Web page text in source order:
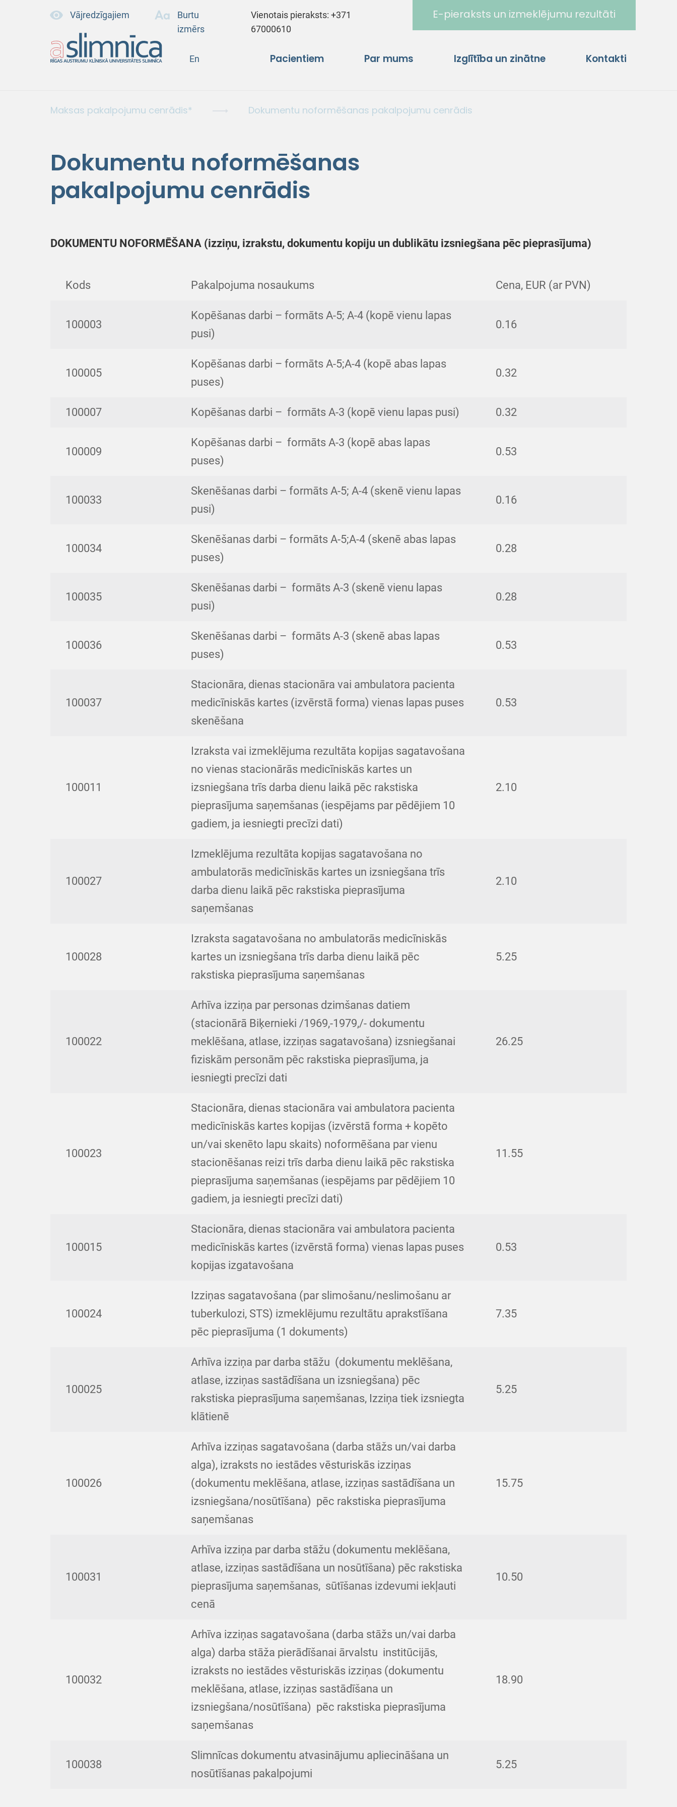
Vājredzīgajiem
Burtu
izmērs
Vienotais pieraksts:+371
67000610
E-pieraksts un izmeklējumu rezultāti
En Pacientiem Par mums Izglītība un zinātne Kontakti
Maksas pakalpojumu cenrādis* Dokumentu noformēšanas pakalpojumu cenrādis
Dokumentu noformēšanas
pakalpojumu cenrādis
DOKUMENTU NOFORMĒŠANA (izziņu, izrakstu, dokumentu kopiju un dublikātu izsniegšana pēc pieprasījuma)
Kods Pakalpojuma nosaukums Cena, EUR (ar PVN)
100003
Kopēšanas darbi – formāts A-5; A-4 (kopē vienu lapas
pusi)
0.16
100005
Kopēšanas darbi – formāts A-5;A-4 (kopē abas lapas
puses)
0.32
100007 Kopēšanas darbi – formāts A-3 (kopē vienu lapas pusi) 0.32
100009
Kopēšanas darbi – formāts A-3 (kopē abas lapas
puses)
0.53
100033
Skenēšanas darbi – formāts A-5; A-4 (skenē vienu lapas
pusi)
0.16
100034
Skenēšanas darbi – formāts A-5;A-4 (skenē abas lapas
puses)
0.28
100035
Skenēšanas darbi – formāts A-3 (skenē vienu lapas
pusi)
0.28
100036
Skenēšanas darbi – formāts A-3 (skenē abas lapas
puses)
0.53
100037
Stacionāra, dienas stacionāra vai ambulatora pacienta
medicīniskās kartes (izvērstā forma) vienas lapas puses
skenēšana
0.53
100011
Izraksta vai izmeklējuma rezultāta kopijas sagatavošana
no vienas stacionārās medicīniskās kartes un
izsniegšana trīs darba dienu laikā pēc rakstiska
pieprasījuma saņemšanas (iespējams par pēdējiem 10
gadiem, ja iesniegti precīzi dati)
2.10
100027
Izmeklējuma rezultāta kopijas sagatavošana no
ambulatorās medicīniskās kartes un izsniegšana trīs
darba dienu laikā pēc rakstiska pieprasījuma
saņemšanas
2.10
100028
Izraksta sagatavošana no ambulatorās medicīniskās
kartes un izsniegšana trīs darba dienu laikā pēc
rakstiska pieprasījuma saņemšanas
5.25
100022
Arhīva izziņa par personas dzimšanas datiem
(stacionārā Biķernieki /1969,-1979,/- dokumentu
meklēšana, atlase, izziņas sagatavošana) izsniegšanai
fiziskām personām pēc rakstiska pieprasījuma, ja
iesniegti precīzi dati
26.25
100023
Stacionāra, dienas stacionāra vai ambulatora pacienta
medicīniskās kartes kopijas (izvērstā forma + kopēto
un/vai skenēto lapu skaits) noformēšana par vienu
stacionēšanas reizi trīs darba dienu laikā pēc rakstiska
pieprasījuma saņemšanas (iespējams par pēdējiem 10
gadiem, ja iesniegti precīzi dati)
11.55
100015
Stacionāra, dienas stacionāra vai ambulatora pacienta
medicīniskās kartes (izvērstā forma) vienas lapas puses
kopijas izgatavošana
0.53
100024
Izziņas sagatavošana (par slimošanu/neslimošanu ar
tuberkulozi, STS) izmeklējumu rezultātu aprakstīšana
pēc pieprasījuma (1 dokuments)
7.35
100025
Arhīva izziņa par darba stāžu (dokumentu meklēšana,
atlase, izziņas sastādīšana un izsniegšana) pēc
rakstiska pieprasījuma saņemšanas, Izziņa tiek izsniegta
klātienē
5.25
100026
Arhīva izziņas sagatavošana (darba stāžs un/vai darba
alga), izraksts no iestādes vēsturiskās izziņas
(dokumentu meklēšana, atlase, izziņas sastādīšana un
izsniegšana/nosūtīšana) pēc rakstiska pieprasījuma
saņemšanas
15.75
100031
Arhīva izziņa par darba stāžu (dokumentu meklēšana,
atlase, izziņas sastādīšana un nosūtīšana) pēc rakstiska
pieprasījuma saņemšanas, sūtīšanas izdevumi iekļauti
cenā
10.50
100032
Arhīva izziņas sagatavošana (darba stāžs un/vai darba
alga) darba stāža pierādīšanai ārvalstu institūcijās,
izraksts no iestādes vēsturiskās izziņas (dokumentu
meklēšana, atlase, izziņas sastādīšana un
izsniegšana/nosūtīšana) pēc rakstiska pieprasījuma
saņemšanas
18.90
100038
Slimnīcas dokumentu atvasinājumu apliecināšana un
nosūtīšanas pakalpojumi
5.25